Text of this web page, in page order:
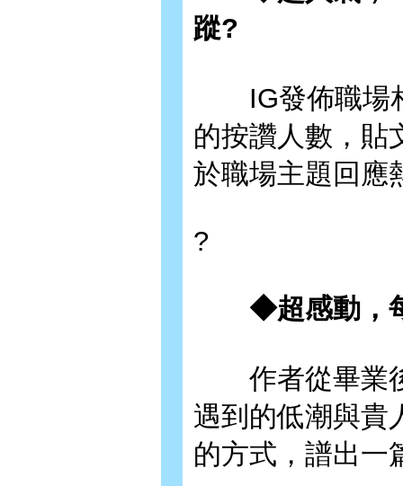
蹤?
IG發佈職場相
的按讚人數，貼
於職場主題回應
?
◆超感動，每
作者從畢業後
遇到的低潮與貴
的方式，譜出一